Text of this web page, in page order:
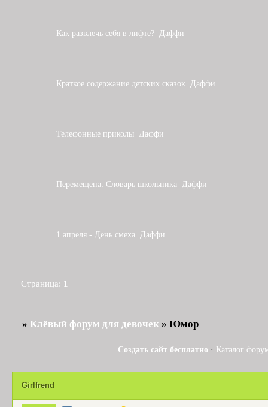
Как развлечь себя в лифте? Даффи
Краткое содержание детских сказок Даффи
Телефонные приколы Даффи
Перемещена: Словарь школьника Даффи
1 апреля - День смеха Даффи
Страница: 1
» Клёвый форум для девочек » Юмор
Создать сайт бесплатно · Каталог